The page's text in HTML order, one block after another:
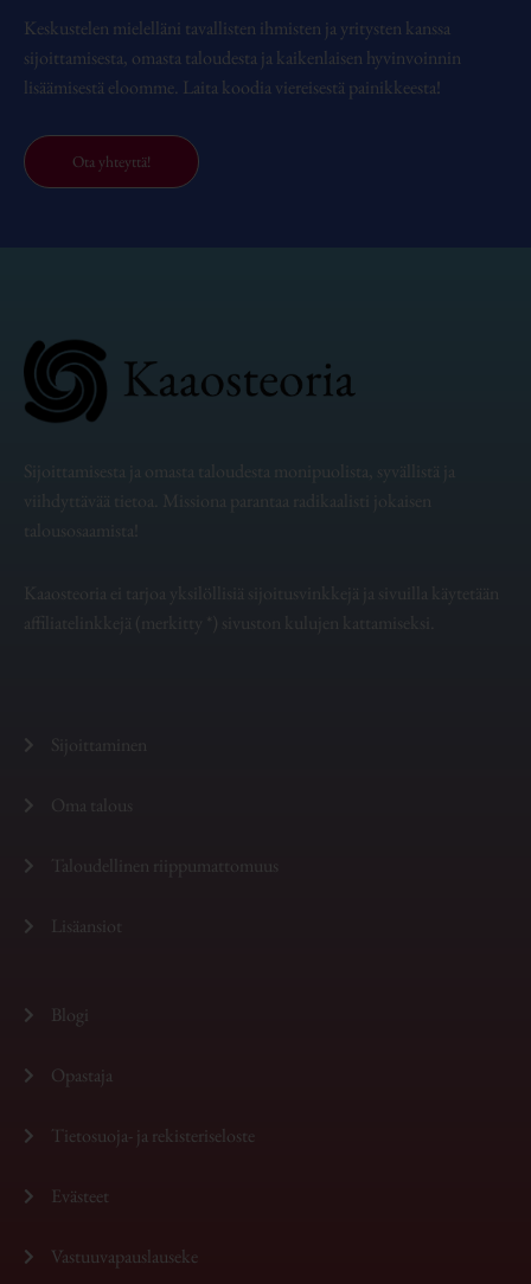
Keskustelen mielelläni tavallisten ihmisten ja yritysten kanssa
sijoittamisesta, omasta taloudesta ja kaikenlaisen hyvinvoinnin
lisäämisestä eloomme. Laita koodia viereisestä painikkeesta!
Ota yhteyttä!
Sijoittamisesta ja omasta taloudesta monipuolista, syvällistä ja
viihdyttävää tietoa. Missiona parantaa radikaalisti jokaisen
talousosaamista!
Kaaosteoria ei tarjoa yksilöllisiä sijoitusvinkkejä ja sivuilla käytetään
affiliatelinkkejä (merkitty *) sivuston kulujen kattamiseksi.
Sijoittaminen
Oma talous
Taloudellinen riippumattomuus
Lisäansiot
Blogi
Opastaja
Tietosuoja- ja rekisteriseloste
Evästeet
Vastuuvapauslauseke